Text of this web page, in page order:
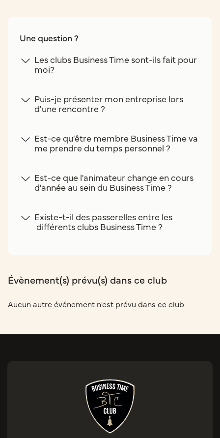
Une question ?
Les clubs Business Time sont-ils fait pour
moi?
Puis-je présenter mon entreprise lors
d'une rencontre ?
Est-ce qu'être membre Business Time va
me prendre du temps personnel ?
Est-ce que l'animateur change en cours
d'année au sein du Business Time ?
Existe-t-il des passerelles entre les
différents clubs Business Time ?
Évènement(s) prévu(s) dans ce club
Aucun autre événement n'est prévu dans ce club